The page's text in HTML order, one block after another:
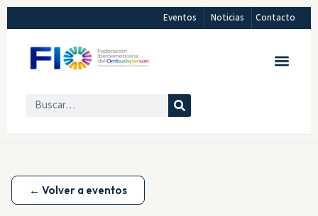
Eventos Noticias Contacto
← Volver a eventos